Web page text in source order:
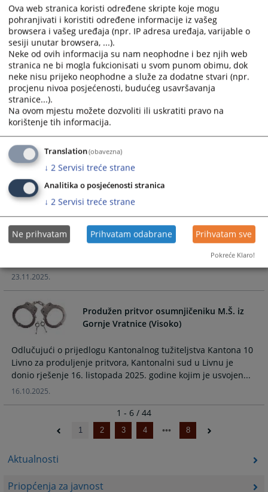
Aktualnosti
Priopćenja za javnost
Drvaru.
12.02.2026.
Određen pritvor osumnjičeniku I.B. iz
Tomislavgrada
Odlučujući o prijedlogu Kantonalnog tužiteljstva Kantona 10
Livno, sudac za prethodni postupak Kantonalnog suda u
Livnu Jurica Babić je dana, 28. studenog 2025. godine
donio...
28.11.2025.
Određen pritvor osumnjičeniku A.Š. iz
Tomislavgrada
Odlučujući o prijedlogu Kantonalnog tužiteljstva Kantona 10
Livno, sudac za prethodni postupak Kantonalnog suda u
23.11.2025.
Produžen pritvor osumnjičeniku M.Š. iz
Gornje Vratnice (Visoko)
Odlučujući o prijedlogu Kantonalnog tužiteljstva Kantona 10
Livno za produljenje pritvora, Kantonalni sud u Livnu je
donio rješenje 16. listopada 2025. godine kojim je usvojen...
16.10.2025.
1 - 6 / 44
1 2 3 4 8
Ova web stranica koristi određene skripte koje mogu
pohranjivati i koristiti određene informacije iz vašeg
browsera i vašeg uređaja (npr. IP adresa uređaja, varijable o
sesiji unutar browsera, ...).
Neke od ovih informacija su nam neophodne i bez njih web
stranica ne bi mogla fukcionisati u svom punom obimu, dok
neke nisu prijeko neophodne a služe za dodatne stvari (npr.
procjenu nivoa posjećenosti, budućeg usavršavanja
stranice...).
Na ovom mjestu možete dozvoliti ili uskratiti pravo na
korištenje tih informacija.
Translation(obavezna)
↓ 2 Servisi treće strane
Analitika o posjećenosti stranica
↓ 2 Servisi treće strane
Ne prihvatam Prihvatam odabrane Prihvatam sve
Pokreće Klaro!